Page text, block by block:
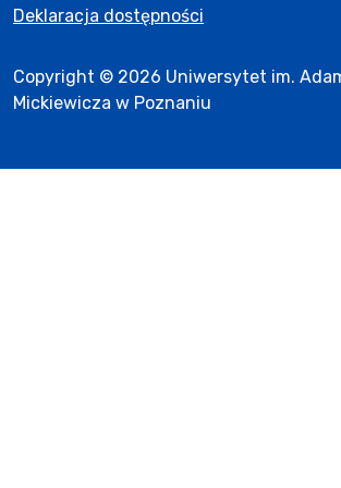
Deklaracja dostępności
Copyright © 2026 Uniwersytet im.
Mickiewicza w Poznaniu